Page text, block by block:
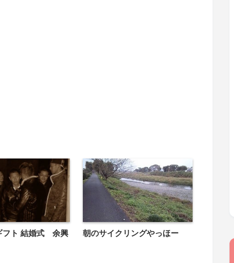
フト 結婚式 余興 朝のサイクリングやっほー